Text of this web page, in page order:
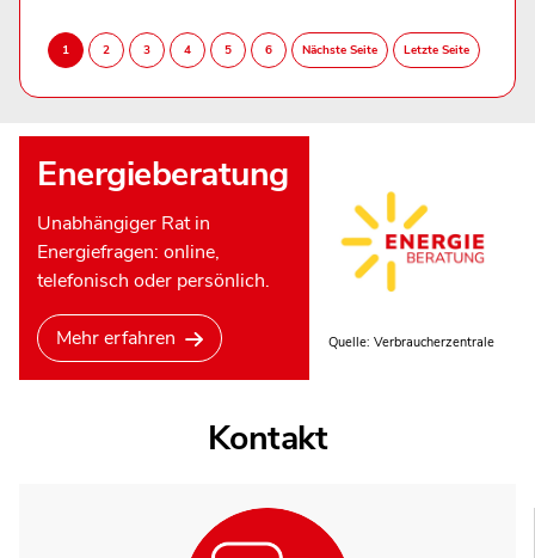
Energieberatung
Unabhängiger Rat in
Energiefragen: online,
telefonisch oder persönlich.
Mehr erfahren Quelle: Verbraucherzentrale
Kontakt